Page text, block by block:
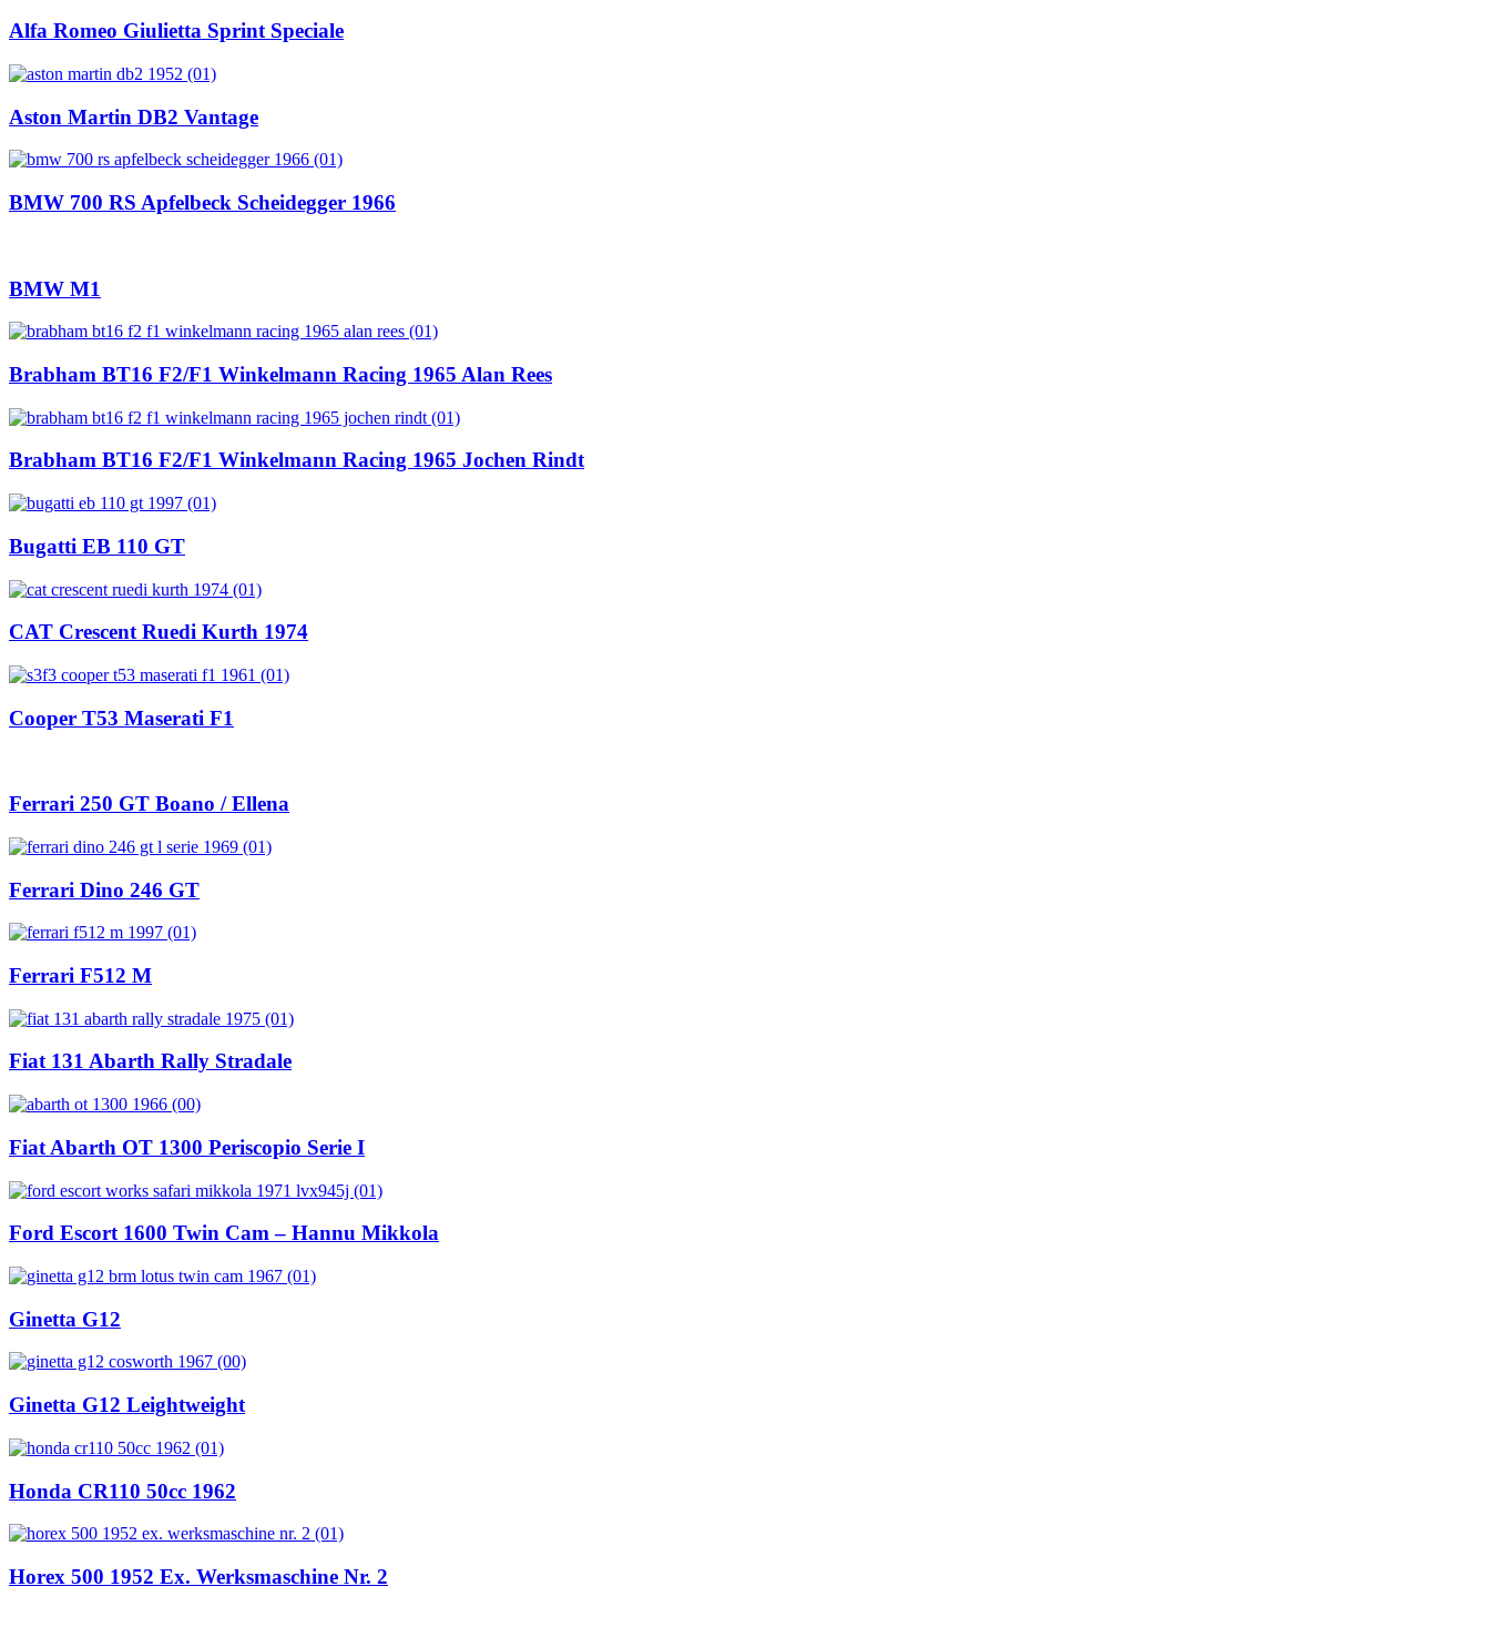
Alfa Romeo Giulietta Sprint Speciale
Aston Martin DB2 Vantage
BMW 700 RS Apfelbeck Scheidegger 1966
BMW M1
Brabham BT16 F2/F1 Winkelmann Racing 1965 Alan Rees
Brabham BT16 F2/F1 Winkelmann Racing 1965 Jochen Rindt
Bugatti EB 110 GT
CAT Crescent Ruedi Kurth 1974
Cooper T53 Maserati F1
Ferrari 250 GT Boano / Ellena
Ferrari Dino 246 GT
Ferrari F512 M
Fiat 131 Abarth Rally Stradale
Fiat Abarth OT 1300 Periscopio Serie I
Ford Escort 1600 Twin Cam – Hannu Mikkola
Ginetta G12
Ginetta G12 Leightweight
Honda CR110 50cc 1962
Horex 500 1952 Ex. Werksmaschine Nr. 2